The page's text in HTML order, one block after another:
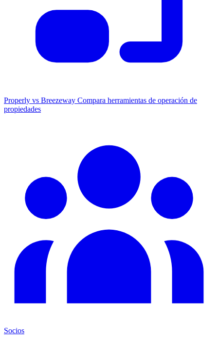
Properly vs Breezeway Compara herramientas de operación de
propiedades
Socios